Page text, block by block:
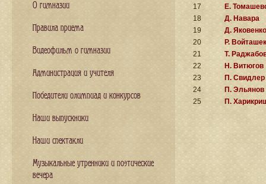
17
Е.
18
Д. Навара
19
Д. Яковенко
20
Р. Войташек
21
Т.
22
Н. Витюгов
23
П. Свидлер
24
П. Эльянов
25
П.
О гимназии
Правила приема
Видеофильм о гимназии
Администрация и учителя
Победители олимпиад и конкурсов
Наши выпускники
Наши спектакли
Музыкальные утренники и поэтические
вечера